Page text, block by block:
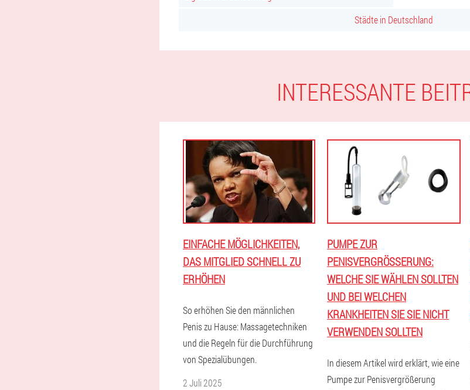
Städte in Deutschland
INTERESSANTE
EINFACHE MÖGLICHKEITEN,
DAS MITGLIED SCHNELL ZU
ERHÖHEN
So erhöhen Sie den männlichen
Penis zu Hause: Massagetechniken
und die Regeln für die Durchführung
von Spezialübungen.
2 Juli 2025
PUMPE ZUR
PENISVERGRÖSSERUNG: W
ELCHE SIE WÄHLEN SOLLTEN U
ND BEI WELCHEN K
RANKHEITEN SIE SIE NICHT V
ERWENDEN SOLLTEN
In diesem Artikel wird erklärt, wie eine
Pumpe zur Penisvergrößerung